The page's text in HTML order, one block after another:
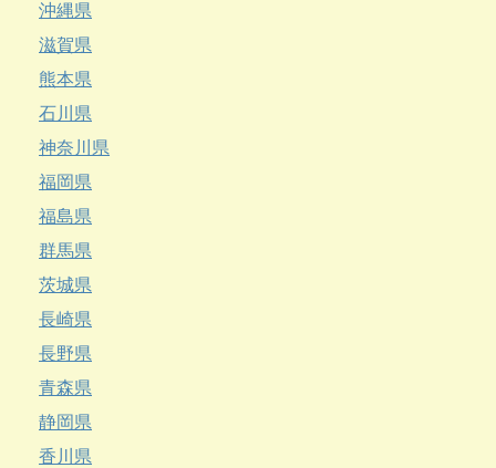
沖縄県
滋賀県
熊本県
石川県
神奈川県
福岡県
福島県
群馬県
茨城県
長崎県
長野県
青森県
静岡県
香川県